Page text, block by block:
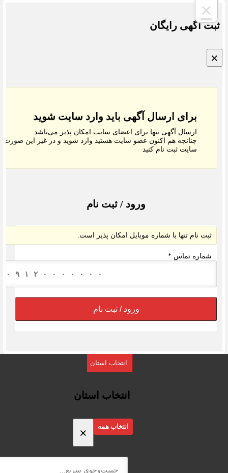
ثبت اگهی رایگان
×
برای ارسال آگهی باید وارد سایت شوید
ارسال آگهی تنها برای اعضای سایت امکان پذیر می‌باشد.
چنانچه هم‌ اکنون عضو سایت هستید وارد شوید و در غیر این صورت در
سایت ثبت نام کنید
ورود / ثبت نام
ثبت نام تنها با شماره موبایل امکان پذیر است.
شماره تماس*
ورود / ثبت نام
انتخاب استان
انتخاب استان
انتخاب همه ×